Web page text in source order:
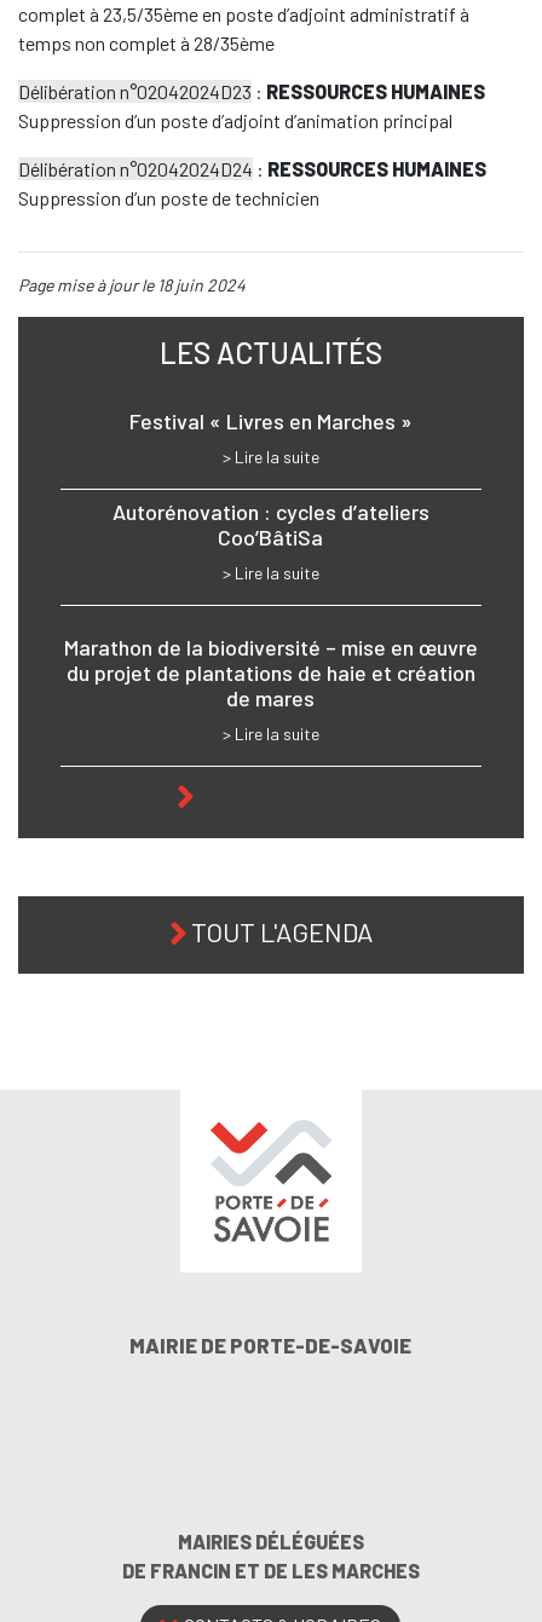
complet à 23,5/35ème en poste d’adjoint administratif à
temps non complet à 28/35ème
Délibération n°02042024D23 : RESSOURCES HUMAINES
Suppression d’un poste d’adjoint d’animation principal
Délibération n°02042024D24 : RESSOURCES HUMAINES
Suppression d’un poste de technicien
Page mise à jour le 18 juin 2024
LES ACTUALITÉS
Festival « Livres en Marches »
> Lire la suite
Autorénovation : cycles d’ateliers
Coo’BâtiSa
> Lire la suite
Marathon de la biodiversité – mise en œuvre
du projet de plantations de haie et création
de mares
> Lire la suite
TOUT L'AGENDA
MAIRIE DE PORTE-DE-SAVOIE
MAIRIES DÉLÉGUÉES
DE FRANCIN ET DE LES MARCHES